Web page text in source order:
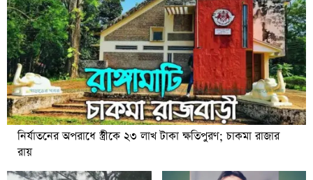
নির্যাতনের অপরাধে স্ত্রীকে ২৩ লাখ টাকা ক্ষতিপুরণ; চাকমা রাজার
রায়